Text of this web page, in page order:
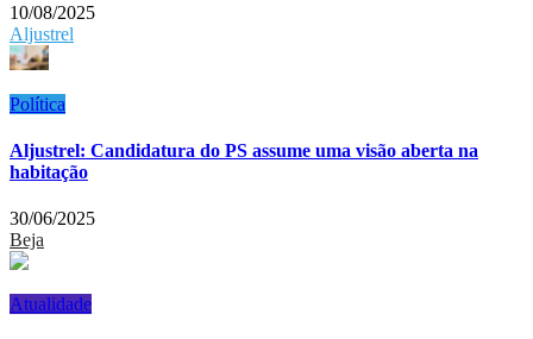
10/08/2025
Aljustrel
Política
Aljustrel: Candidatura do PS assume uma visão aberta na
habitação
30/06/2025
Beja
Atualidade